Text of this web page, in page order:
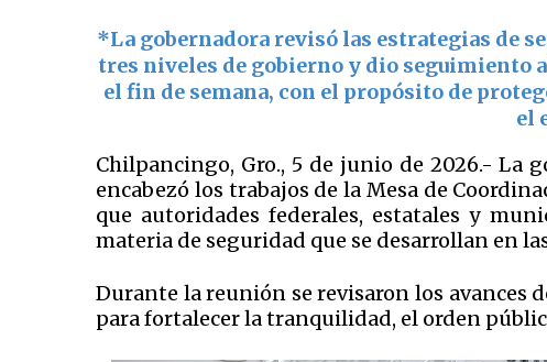
*La gobernadora revisó las estrategias de
tres niveles de gobierno y dio seguimiento
el fin de semana, con el propósito de
el
Chilpancingo, Gro., 5 de junio de 2026.- La
encabezó los trabajos de la Mesa de
que autoridades federales, estatales y
materia de seguridad que se desarrollan en
Durante la reunión se revisaron los avances
para fortalecer la tranquilidad, el orden